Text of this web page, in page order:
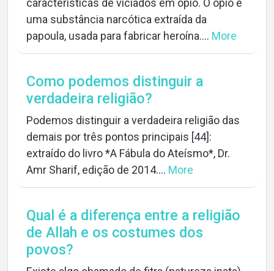
características de viciados em ópio. O ópio é
uma substância narcótica extraída da
papoula, usada para fabricar heroína.... More
Como podemos distinguir a
verdadeira religião?
Podemos distinguir a verdadeira religião das
demais por três pontos principais [44]:
extraído do livro *A Fábula do Ateísmo*, Dr.
Amr Sharif, edição de 2014.... More
Qual é a diferença entre a religião
de Allah e os costumes dos
povos?